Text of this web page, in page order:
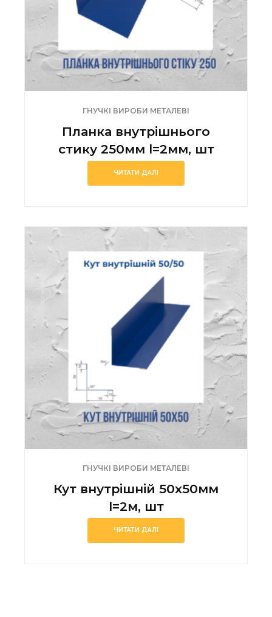
ГНУЧКІ ВИРОБИ МЕТАЛЕВІ
Планка внутрішнього
стику 250мм l=2мм, шт
ЧИТАТИ ДАЛІ
ГНУЧКІ ВИРОБИ МЕТАЛЕВІ
Кут внутрішній 50х50мм
l=2м, шт
ЧИТАТИ ДАЛІ